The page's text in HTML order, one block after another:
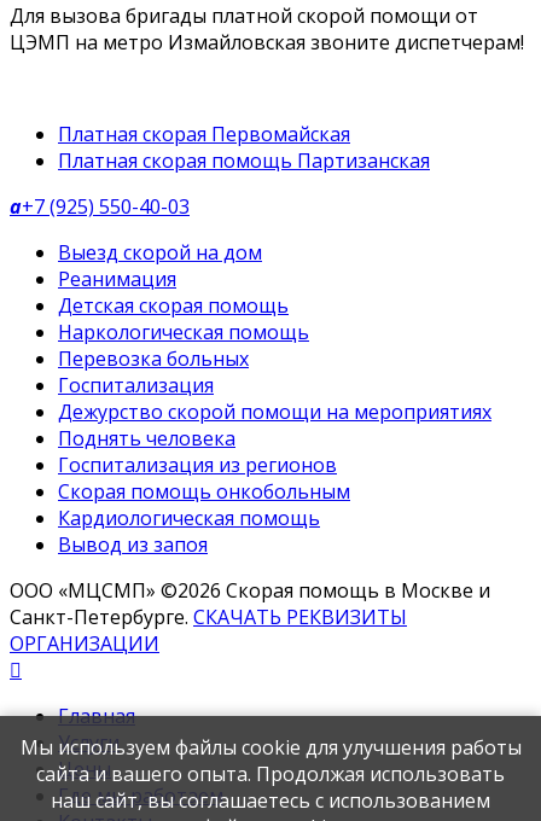
Мы используем файлы cookie для улучшения работы
сайта и вашего опыта. Продолжая использовать
наш сайт, вы соглашаетесь с использованием
Для вызова бригады платной скорой помощи от
ЦЭМП на метро Измайловская звоните диспетчерам!
Платная скорая Первомайская
Платная скорая помощь Партизанская
a+7 (925) 550-40-03
Выезд скорой на дом
Реанимация
Детская скорая помощь
Наркологическая помощь
Перевозка больных
Госпитализация
Дежурство скорой помощи на мероприятиях
Поднять человека
Госпитализация из регионов
Скорая помощь онкобольным
Кардиологическая помощь
Вывод из запоя
ООО «МЦСМП» ©2026 Скорая помощь в Москве и
Санкт-Петербурге. СКАЧАТЬ РЕКВИЗИТЫ
ОРГАНИЗАЦИИ
Главная
Услуги
Цены
Где мы работаем